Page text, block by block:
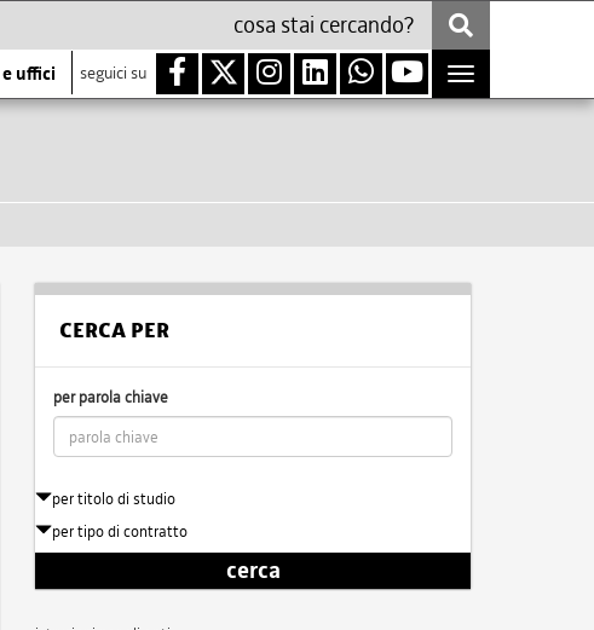
uffici seguici su
Toggle
navigation
CERCA PER
per parola chiave
per titolo di studio
per tipo di contratto
cerca